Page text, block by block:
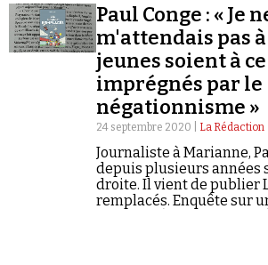
Newsletter
Faire un don
Paul Conge : « Je
m'attendais pas à
jeunes soient à
imprégnés par le
négationnisme »
24 septembre 2020 | La Rédaction
Journaliste à Marianne,
depuis plusieurs années
droite. Il vient de publier
remplacés. Enquête sur